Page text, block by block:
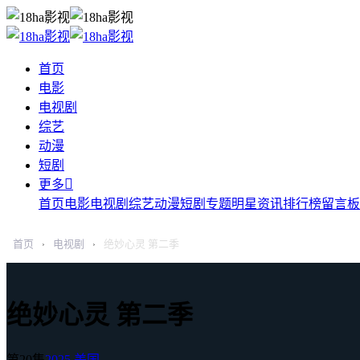
首页
电影
电视剧
综艺
动漫
短剧
更多
首页电影电视剧 综艺动漫短剧 专题明星资讯排行榜留言板
首页 › 电视剧 › 绝妙心灵 第二季
绝妙心灵 第二季